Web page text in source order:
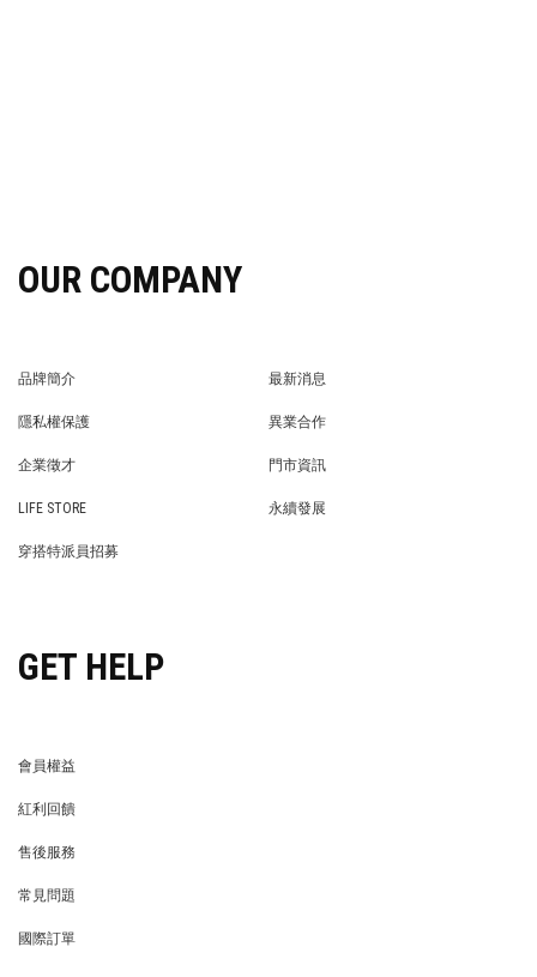
OUR COMPANY
品牌簡介
最新消息
隱私權保護
異業合作
企業徵才
門市資訊
LIFE STORE
永續發展
穿搭特派員招募
GET HELP
會員權益
紅利回饋
售後服務
常見問題
國際訂單